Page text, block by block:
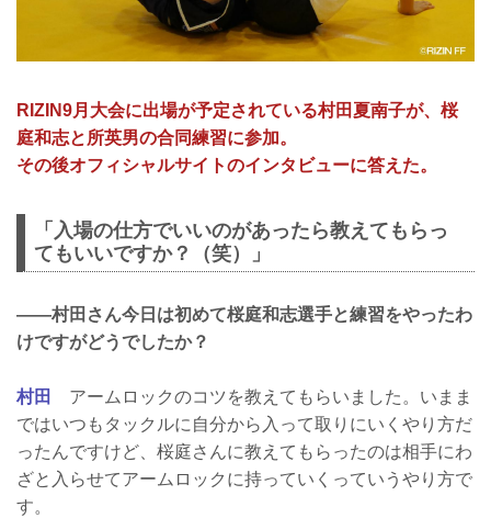
RIZIN9月大会に出場が予定されている村田夏南子が、桜
庭和志と所英男の合同練習に参加。
その後オフィシャルサイトのインタビューに答えた。
「入場の仕方でいいのがあったら教えてもらっ
てもいいですか？（笑）」
——村田さん今日は初めて桜庭和志選手と練習をやったわ
けですがどうでしたか？
村田
アームロックのコツを教えてもらいました。いまま
ではいつもタックルに自分から入って取りにいくやり方だ
ったんですけど、桜庭さんに教えてもらったのは相手にわ
ざと入らせてアームロックに持っていくっていうやり方で
す。